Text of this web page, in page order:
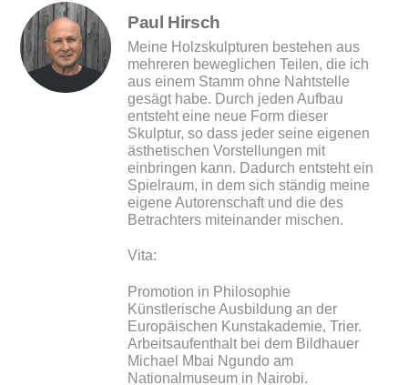
Paul Hirsch
Meine Holzskulpturen bestehen aus
mehreren beweglichen Teilen, die ich
aus einem Stamm ohne Nahtstelle
gesägt habe. Durch jeden Aufbau
entsteht eine neue Form dieser
Skulptur, so dass jeder seine eigenen
ästhetischen Vorstellungen mit
einbringen kann. Dadurch entsteht ein
Spielraum, in dem sich ständig meine
eigene Autorenschaft und die des
Betrachters miteinander mischen.
Vita:
Promotion in Philosophie
Künstlerische Ausbildung an der
Europäischen Kunstakademie, Trier.
Arbeitsaufenthalt bei dem Bildhauer
Michael Mbai Ngundo am
Nationalmuseum in Nairobi.